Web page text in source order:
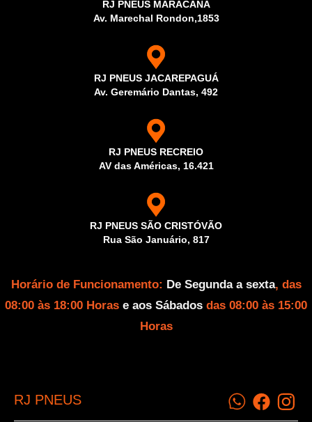
RJ PNEUS MARACANÃ
Av. Marechal Rondon,1853
RJ PNEUS JACAREPAGUÁ
Av. Geremário Dantas, 492
RJ PNEUS RECREIO
AV das Américas, 16.421
RJ PNEUS SÃO CRISTÓVÃO
Rua São Januário, 817
Horário de Funcionamento: De Segunda a sexta, das
08:00 às 18:00 Horas e aos Sábados das 08:00 às 15:00
Horas
RJ PNEUS